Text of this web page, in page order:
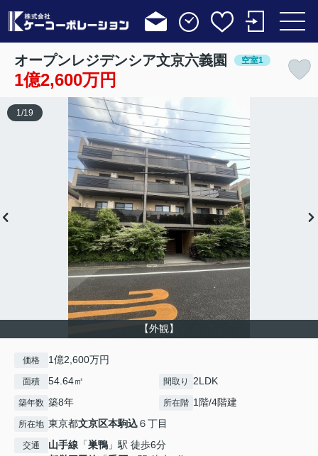
オープンレジデンシア文京六義園 空室1
1億2,600万円
【外観】
1 /19
価格 1億2,600万円
面積 54.64㎡ 間取り 2LDK
築年数 築8年 所在階 1階/4階建
所在地 東京都文京区本駒込６丁目
交通 山手線 「巣鴨 」駅 徒歩6分